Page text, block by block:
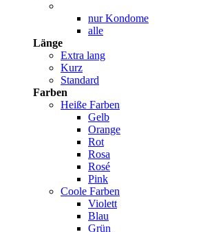
nur Kondome
alle
Länge
Extra lang
Kurz
Standard
Farben
Heiße Farben
Gelb
Orange
Rot
Rosa
Rosé
Pink
Coole Farben
Violett
Blau
Grün